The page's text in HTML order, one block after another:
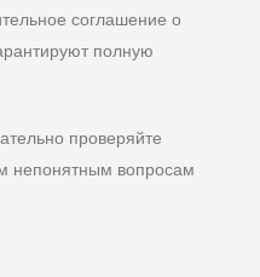
соглашение о
полную
проверяйте
непонятным вопросам